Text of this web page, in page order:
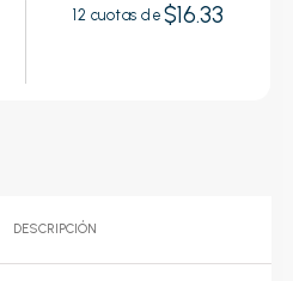
12 cuotas de $16.33
DESCRIPCIÓN